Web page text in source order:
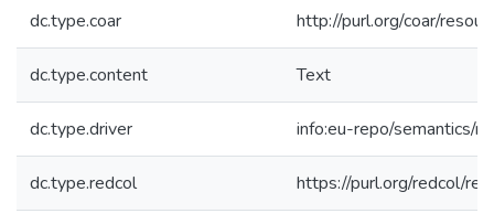
dc.type.coar http://purl.org/coar/
dc.type.content Text
dc.type.driver info:eu-repo/semantics/
dc.type.redcol https://purl.org/redcol/